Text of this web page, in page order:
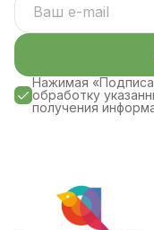
Нажимая
обработку
получения